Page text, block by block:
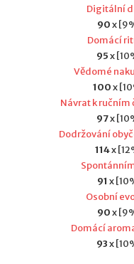
Digitální
90x
Domácí
95x
Vědomé
100x
Návrat k ručním
97x
Dodržování
114x
91 x
Osobní
90x
Domácí
93x